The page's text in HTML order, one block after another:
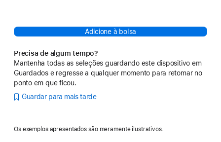
Adicione à bolsa
Precisa de algum tempo?
Mantenha todas as seleções guardando este dispositivo em
Guardados e regresse a qualquer momento para retomar no
ponto em que ficou.
Guardar para mais tarde
Os exemplos apresentados são meramente ilustrativos.